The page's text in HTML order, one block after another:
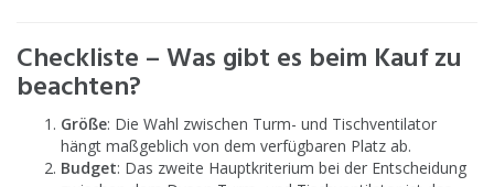
Checkliste – Was gibt es beim Kauf zu
beachten?
Größe: Die Wahl zwischen Turm- und Tischventilator
hängt maßgeblich von dem verfügbaren Platz ab.
Budget: Das zweite Hauptkriterium bei der Entscheidung